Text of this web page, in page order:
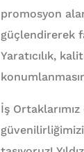
promosyon
güçlendirerek
Yaratıcılık,
İş